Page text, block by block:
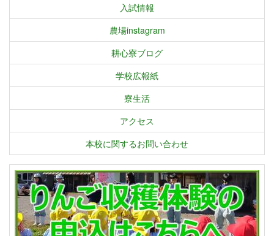
入試情報
農場instagram
耕心寮ブログ
学校広報紙
寮生活
アクセス
本校に関するお問い合わせ